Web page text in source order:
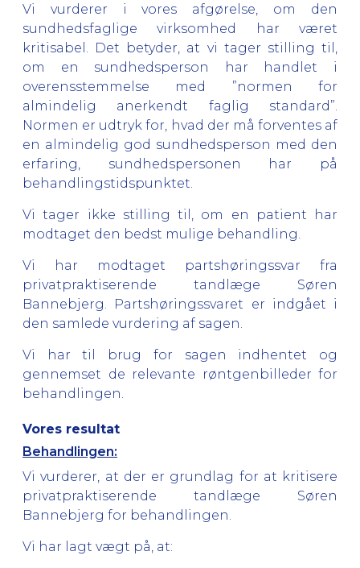
Vi vurderer i vores afgørelse, om den
sundhedsfaglige virksomhed har været
kritisabel. Det betyder, at vi tager stilling til,
om en sundhedsperson har handlet i
overensstemmelse med ”normen for
almindelig anerkendt faglig standard”.
Normen er udtryk for, hvad der må forventes af
en almindelig god sundhedsperson med den
erfaring, sundhedspersonen har på
behandlingstidspunktet.
Vi tager ikke stilling til, om en patient har
modtaget den bedst mulige behandling.
Vi har modtaget partshøringssvar fra
privatpraktiserende tandlæge Søren
Bannebjerg. Partshøringssvaret er indgået i
den samlede vurdering af sagen.
Vi har til brug for sagen indhentet og
gennemset de relevante røntgenbilleder for
behandlingen.
Vores resultat
Behandlingen:
Vi vurderer, at der er grundlag for at kritisere
privatpraktiserende tandlæge Søren
Bannebjerg for behandlingen.
Vi har lagt vægt på, at: